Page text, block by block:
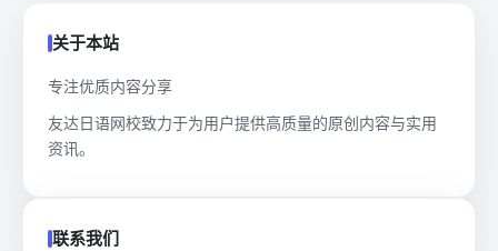
关于本站
专注优质内容分享
友达日语网校致力于为用户提供高质量的原创内容与实用
资讯。
联系我们